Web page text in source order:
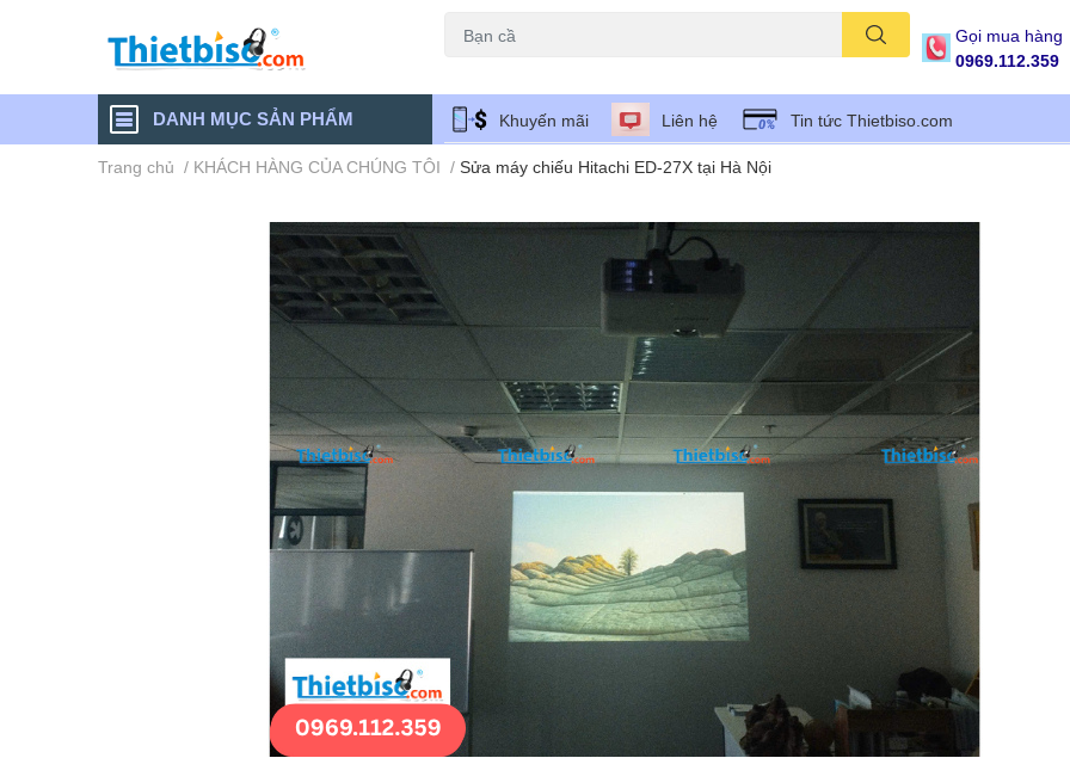
Gọi mua hàng
0969.112.359
DANH MỤC SẢN PHẨM Khuyến mãi Liên hệ Tin tức Thietbiso.com
Trang chủ / KHÁCH HÀNG CỦA CHÚNG TÔI / Sửa máy chiếu Hitachi ED-27X tại Hà Nội